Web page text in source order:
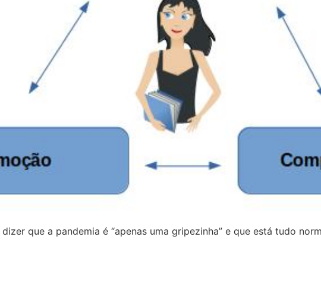
que a pandemia é “apenas uma gripezinha” e que está tudo